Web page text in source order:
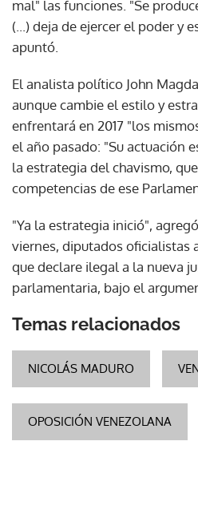
mal" las funciones. "Se
(...) deja de ejercer el poder y
apuntó.
El analista político John
aunque cambie el estilo y
enfrentará en 2017 "los
el año pasado: "Su actuación
la estrategia del chavismo,
competencias de ese
"Ya la estrategia inició",
viernes, diputados oficialistas
que declare ilegal a la nueva
parlamentaria, bajo el
Temas relacionados
NICOLÁS MADURO
OPOSICIÓN VENEZOLANA